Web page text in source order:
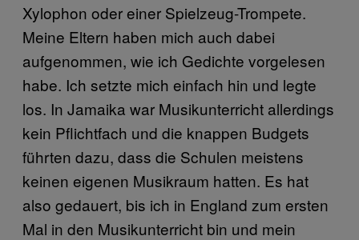
Xylophon oder einer Spielzeug-Trompete.
Meine Eltern haben mich auch dabei
aufgenommen, wie ich Gedichte vorgelesen
habe. Ich setzte mich einfach hin und legte
los. In Jamaika war Musikunterricht allerdings
kein Pflichtfach und die knappen Budgets
führten dazu, dass die Schulen meistens
keinen eigenen Musikraum hatten. Es hat
also gedauert, bis ich in England zum ersten
Mal in den Musikunterricht bin und mein